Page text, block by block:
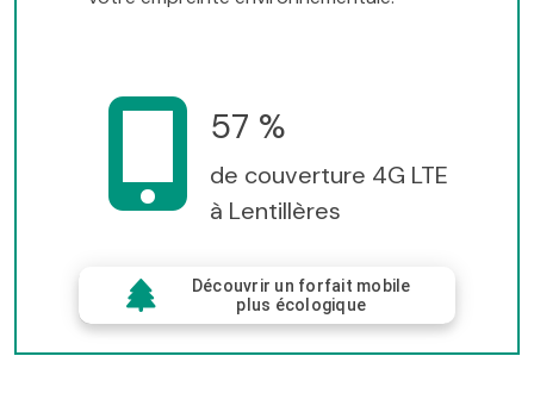
57 %
de couverture 4G LTE
à Lentillères
Découvrir un forfait mobile
plus écologique